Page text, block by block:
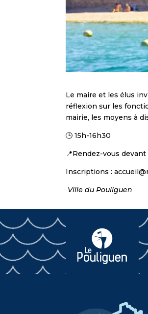
Le maire et les élus
réflexion sur les
mairie, les moyens à
🕒 15h-16h30
📍Rendez-vous devant
Inscriptions :
Ville du Pouliguen